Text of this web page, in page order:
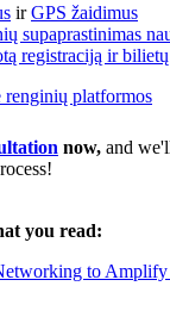
irGPS žaidimus
supaprastinimas
registraciją ir
renginių platformos
now, and
you read:
to Amplify